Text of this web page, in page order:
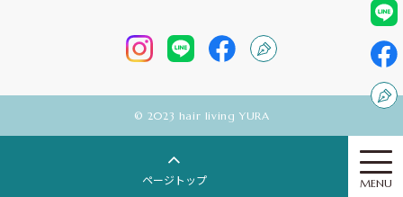
ページトップ MENU
©︎ 2023 hair living YURA